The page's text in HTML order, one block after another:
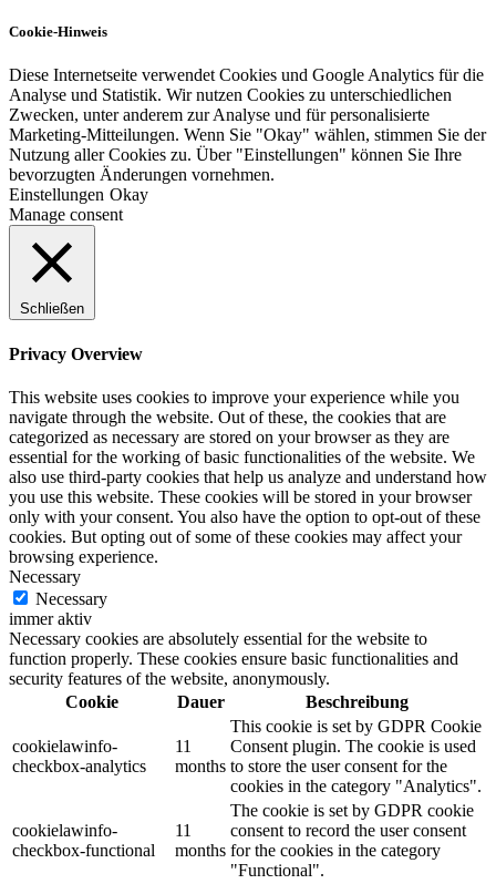
Cookie-Hinweis
Diese Internetseite verwendet Cookies und Google Analytics für die
Analyse und Statistik. Wir nutzen Cookies zu unterschiedlichen
Zwecken, unter anderem zur Analyse und für personalisierte
Marketing-Mitteilungen. Wenn Sie "Okay" wählen, stimmen Sie der
Nutzung aller Cookies zu. Über "Einstellungen" können Sie Ihre
bevorzugten Änderungen vornehmen.
Einstellungen Okay
Manage consent
Schließen
Privacy Overview
This website uses cookies to improve your experience while you
navigate through the website. Out of these, the cookies that are
categorized as necessary are stored on your browser as they are
essential for the working of basic functionalities of the website. We
also use third-party cookies that help us analyze and understand how
you use this website. These cookies will be stored in your browser
only with your consent. You also have the option to opt-out of these
cookies. But opting out of some of these cookies may affect your
browsing experience.
Necessary
Necessary
immer aktiv
Necessary cookies are absolutely essential for the website to
function properly. These cookies ensure basic functionalities and
security features of the website, anonymously.
Cookie
Dauer Beschreibung
cookielawinfo-
checkbox-analytics
11
months
This cookie is set by GDPR Cookie
Consent plugin. The cookie is used
to store the user consent for the
cookies in the category "Analytics".
cookielawinfo-
checkbox-functional
11
months
The cookie is set by GDPR cookie
consent to record the user consent
for the cookies in the category
"Functional".